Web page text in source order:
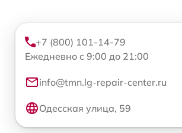
+7 (800) 101-14-79
Ежедневно с 9:00 до 21:00
info@tmn.lg-repair-center.ru
Одесская улица, 59